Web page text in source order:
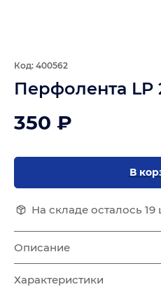
Код: 400562
Перфолента LP
350 ₽
В
На складе осталось 19
Описание
Характеристики